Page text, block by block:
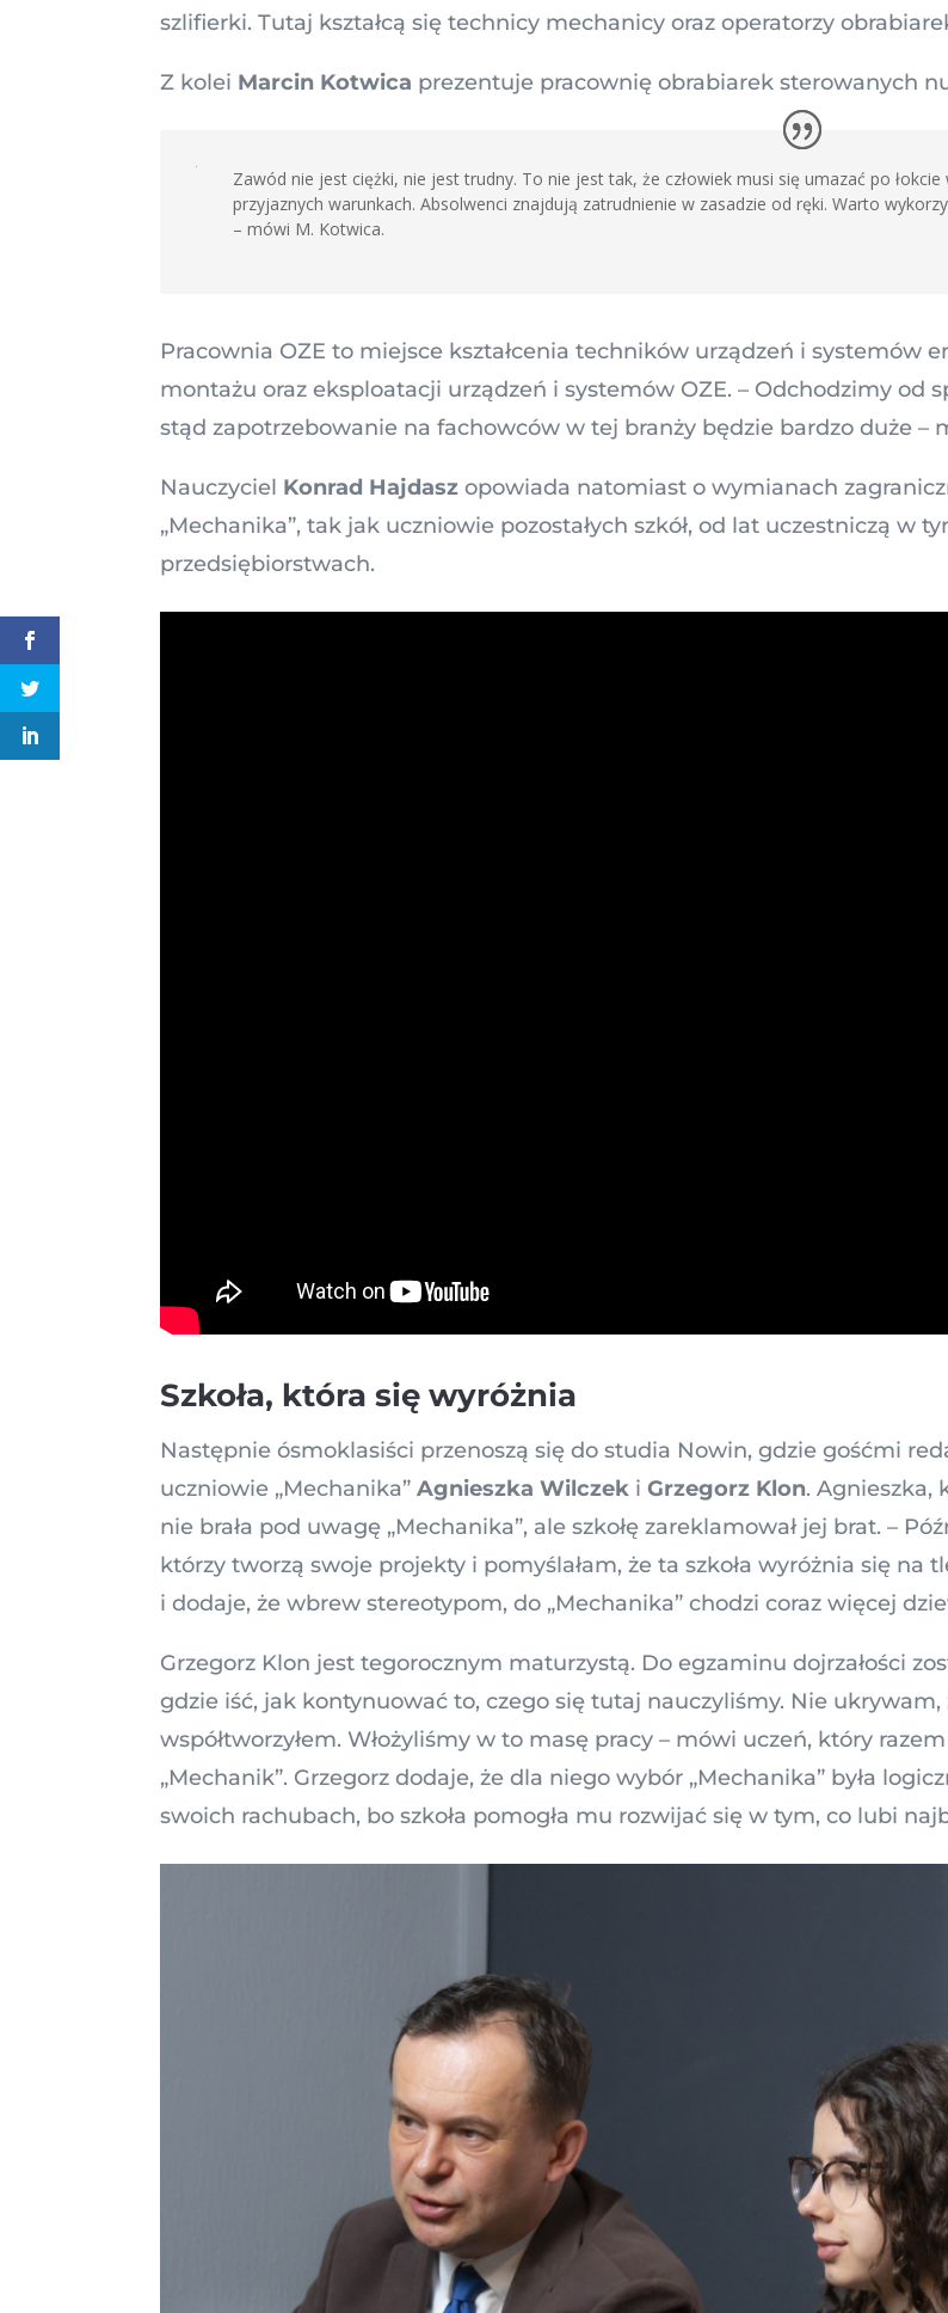
szlifierki. Tutaj kształcą się technicy mechanicy oraz operatorzy
Z kolei Marcin Kotwica prezentuje pracownię obrabiarek sterowanych
Zawód nie jest ciężki, nie jest trudny. To nie jest tak, że człowiek musi się umazać po
przyjaznych warunkach. Absolwenci znajdują zatrudnienie w zasadzie od ręki. Warto
– mówi M. Kotwica.
Pracownia OZE to miejsce kształcenia techników urządzeń i
montażu oraz eksploatacji urządzeń i systemów OZE. – Odchodzimy
stąd zapotrzebowanie na fachowców w tej branży będzie bardzo duże –
Nauczyciel Konrad Hajdasz opowiada natomiast o wymianach
„Mechanika”, tak jak uczniowie pozostałych szkół, od lat uczestniczą
przedsiębiorstwach.
Szkoła, która się wyróżnia
Następnie ósmoklasiści przenoszą się do studia Nowin, gdzie gośćmi
uczniowie „Mechanika” Agnieszka Wilczek i Grzegorz Klon. Agnieszka,
nie brała pod uwagę „Mechanika”, ale szkołę zareklamował jej brat. –
którzy tworzą swoje projekty i pomyślałam, że ta szkoła wyróżnia się
i dodaje, że wbrew stereotypom, do „Mechanika” chodzi coraz więcej
Grzegorz Klon jest tegorocznym maturzystą. Do egzaminu dojrzałości
gdzie iść, jak kontynuować to, czego się tutaj nauczyliśmy. Nie
współtworzyłem. Włożyliśmy w to masę pracy – mówi uczeń, który
„Mechanik”. Grzegorz dodaje, że dla niego wybór „Mechanika” była
swoich rachubach, bo szkoła pomogła mu rozwijać się w tym, co lubi